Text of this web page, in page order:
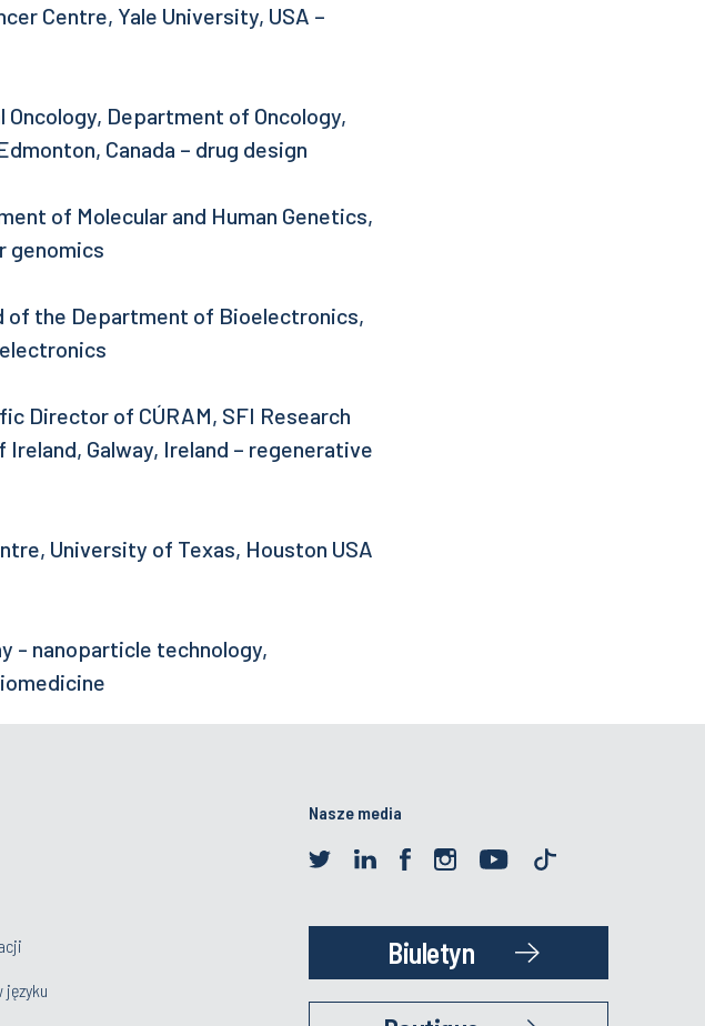
Centre, Yale University, USA –
Department of Oncology,
Canada – drug design
of Molecular and Human Genetics,
genomics
of the Department of Bioelectronics,
Director of CÚRAM, SFI Research
Galway, Ireland – regenerative
University of Texas, Houston USA
- nanoparticle technology,
języku
Nasze media
Biuletyn